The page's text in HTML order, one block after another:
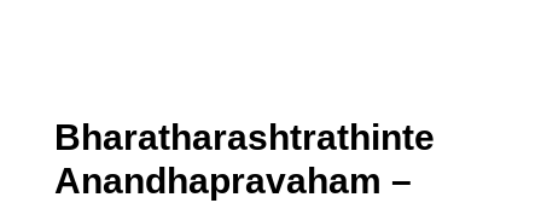
Bharatharashtrathinte
Anandhapravaham –